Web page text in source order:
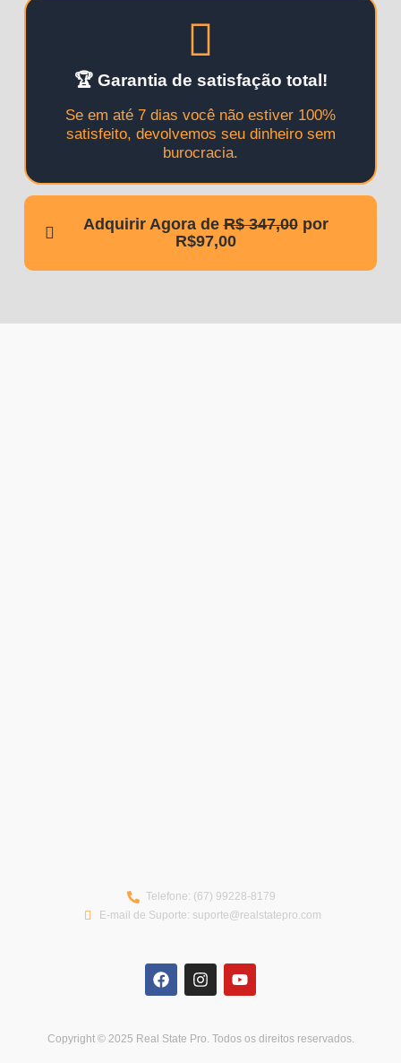
🏆 Garantia de satisfação total!
Se em até 7 dias você não estiver 100%
satisfeito, devolvemos seu dinheiro sem
burocracia.
Adquirir Agora deR$ 347,00por
R$97,00
Telefone: (67) 99228-8179
E-mail de Suporte: suporte@realstatepro.com
Copyright © 2025 Real State Pro. Todos os direitos reservados.